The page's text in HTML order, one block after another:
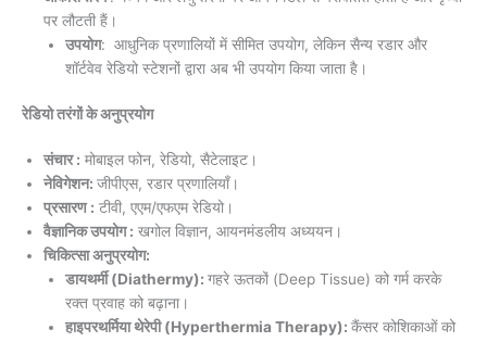
पर लौटती हैं।
उपयोग: आधुनिक प्रणालियों में सीमित उपयोग, लेकिन सैन्य रडार और
शॉर्टवेव रेडियो स्टेशनों द्वारा अब भी उपयोग किया जाता है।
रेडियो तरंगों के अनुप्रयोग
संचार : मोबाइल फोन, रेडियो, सैटेलाइट।
नेविगेशन: जीपीएस, रडार प्रणालियाँ।
प्रसारण : टीवी, एएम/एफएम रेडियो।
वैज्ञानिक उपयोग : खगोल विज्ञान, आयनमंडलीय अध्ययन।
चिकित्सा अनुप्रयोग:
डायथर्मी (Diathermy): गहरे ऊतकों (Deep Tissue) को गर्म करके
रक्त प्रवाह को बढ़ाना।
हाइपरथर्मिया थेरेपी (Hyperthermia Therapy): कैंसर कोशिकाओं को